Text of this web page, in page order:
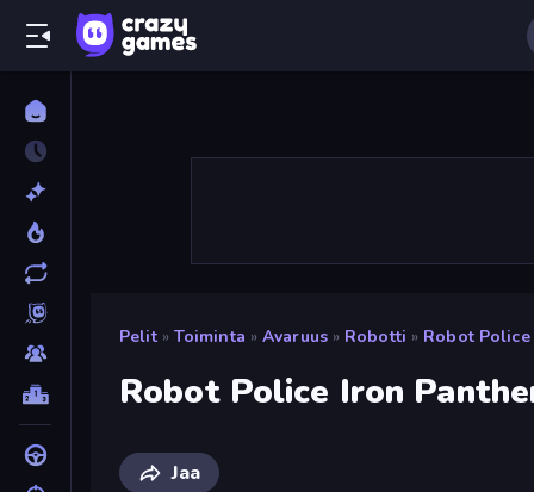
Pelit » Toiminta » Avaruus » Robotti » Robot
Robot Police Iron
Jaa